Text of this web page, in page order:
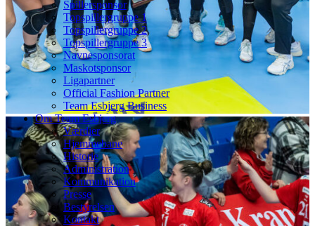
Spillersponsor
Topspillergruppe 1
Topspillergruppe 2
Topspillergruppe 3
Navnesponsorat
Maskotsponsor
Ligapartner
Official Fashion Partner
Team Esbjerg Business
Om Team Esbjerg
Værdier
Hjemmebane
Historie
Administration
Kommunikation
Presse
Bestyrelsen
Kontakt